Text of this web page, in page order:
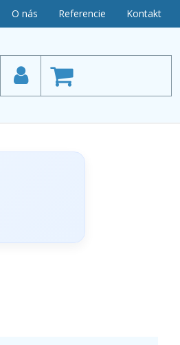
O nás Referencie Kontakt